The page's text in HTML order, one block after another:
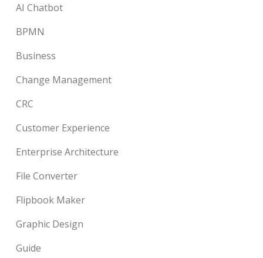
AI Chatbot
BPMN
Business
Change Management
CRC
Customer Experience
Enterprise Architecture
File Converter
Flipbook Maker
Graphic Design
Guide